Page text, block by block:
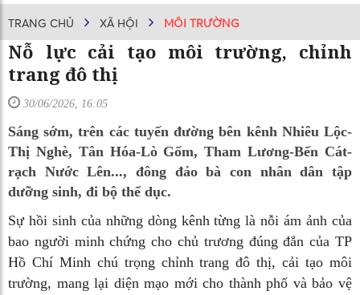
TRANG CHỦ XÃ HỘI MÔI TRƯỜNG
Nỗ lực cải tạo môi trường, chỉnh
trang đô thị
30/06/2026, 16:05
Sáng sớm, trên các tuyến đường bên kênh Nhiêu Lộc-
Thị Nghè, Tân Hóa-Lò Gốm, Tham Lương-Bến Cát-
rạch Nước Lên..., đông đảo bà con nhân dân tập
dưỡng sinh, đi bộ thể dục.
Sự hồi sinh của những dòng kênh từng là nỗi ám ảnh của
bao người minh chứng cho chủ trương đúng đắn của TP
Hồ Chí Minh chú trọng chỉnh trang đô thị, cải tạo môi
trường, mang lại diện mạo mới cho thành phố và bảo vệ